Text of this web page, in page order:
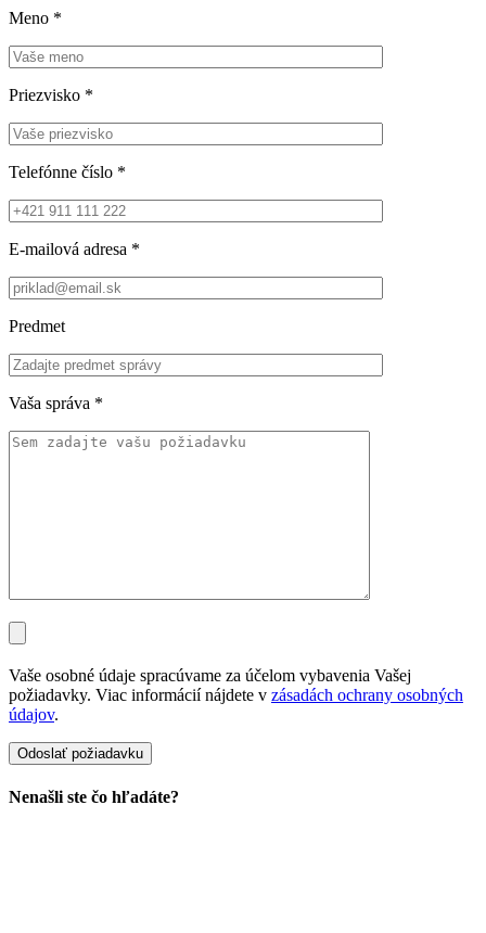
Meno *
Priezvisko *
Telefónne číslo *
E-mailová adresa *
Predmet
Vaša správa *
Vaše osobné údaje spracúvame za účelom vybavenia Vašej
požiadavky. Viac informácií nájdete v zásadách ochrany osobných
údajov.
Nenašli ste čo hľadáte?